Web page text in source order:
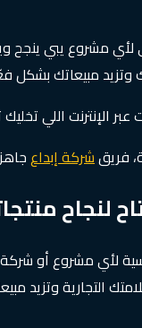
مشروع يبي ينجح
وتزيد مبيعاتك بشكل
الإنترنت اللي
فريقشركة إبداع
لنجاح
لأي مشروع أو
التجارية وتزيد